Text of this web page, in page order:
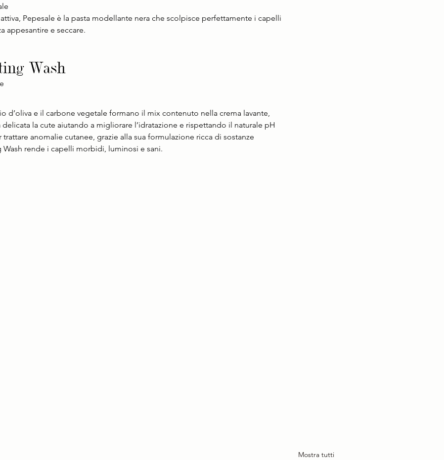
Pepesale è la pasta modellante nera che scolpisce perfettamente i capelli
appesantire e seccare.
Wash
d’oliva e il carbone vegetale formano il mix contenuto nella crema lavante,
la cute aiutando a migliorare l’idratazione e rispettando il naturale pH
anomalie cutanee, grazie alla sua formulazione ricca di sostanze
Wash rende i capelli morbidi, luminosi e sani.
Mostra tutti